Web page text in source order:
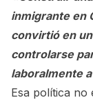
inmigrante en
convirtió en
controlarse
laboralmente
Esa política no